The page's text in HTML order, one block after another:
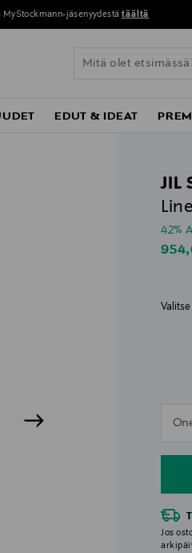
MyStockmann-jäsenyydestä täältä
EDUT & IDEAT
JIL
42%
Jos